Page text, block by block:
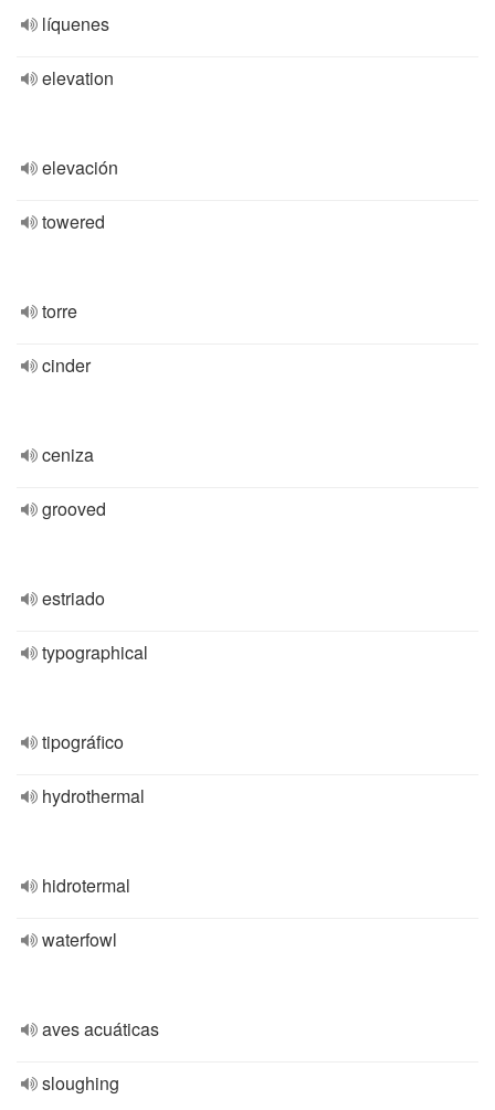
líquenes
elevation
elevación
towered
torre
cinder
ceniza
grooved
estriado
typographical
tipográfico
hydrothermal
hidrotermal
waterfowl
aves acuáticas
sloughing